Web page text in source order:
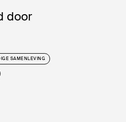
door
SAMENLEVING